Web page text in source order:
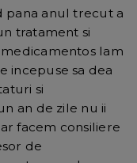
pana anul trecut a
tratament si
lam
incepuse sa dea
si
an de zile nu ii
facem consiliere
de